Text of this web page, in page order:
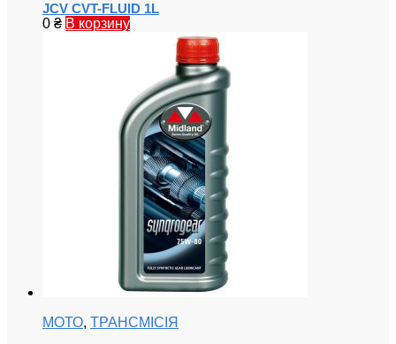
JCV CVT-FLUID 1L
0 ₴ В корзину
МОТО, ТРАНСМІСІЯ